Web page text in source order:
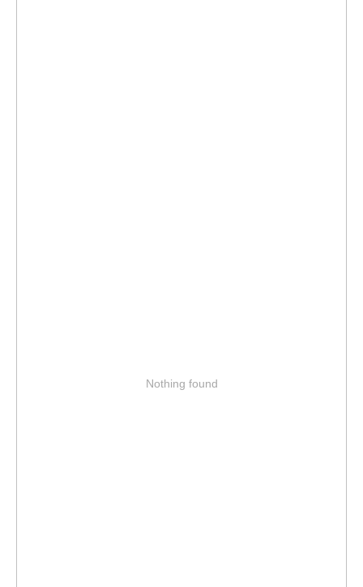
Nothing found